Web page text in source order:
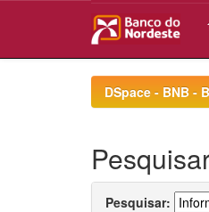
DSpace - BNB -
Pesquisar: